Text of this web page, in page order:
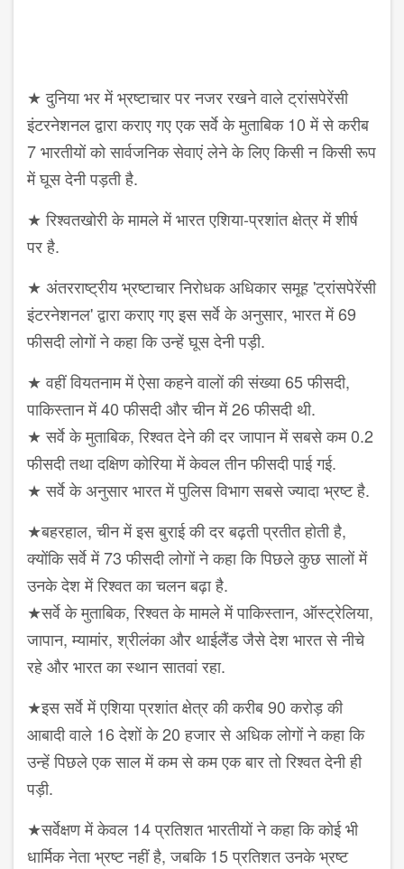
★ दुनिया भर में भ्रष्टाचार पर नजर रखने वाले ट्रांसपेरेंसी
इंटरनेशनल द्वारा कराए गए एक सर्वे के मुताबिक 10 में से करीब
7 भारतीयों को सार्वजनिक सेवाएं लेने के लिए किसी न किसी रूप
में घूस देनी पड़ती है.
★ रिश्वतखोरी के मामले में भारत एशिया-प्रशांत क्षेत्र में शीर्ष
पर है.
★ अंतरराष्ट्रीय भ्रष्टाचार निरोधक अधिकार समूह 'ट्रांसपेरेंसी
इंटरनेशनल' द्वारा कराए गए इस सर्वे के अनुसार, भारत में 69
फीसदी लोगों ने कहा कि उन्हें घूस देनी पड़ी.
★ वहीं वियतनाम में ऐसा कहने वालों की संख्या 65 फीसदी,
पाकिस्तान में 40 फीसदी और चीन में 26 फीसदी थी.
★ सर्वे के मुताबिक, रिश्वत देने की दर जापान में सबसे कम 0.2
फीसदी तथा दक्षिण कोरिया में केवल तीन फीसदी पाई गई.
★ सर्वे के अनुसार भारत में पुलिस विभाग सबसे ज्यादा भ्रष्ट है.
★बहरहाल, चीन में इस बुराई की दर बढ़ती प्रतीत होती है,
क्योंकि सर्वे में 73 फीसदी लोगों ने कहा कि पिछले कुछ सालों में
उनके देश में रिश्वत का चलन बढ़ा है.
★सर्वे के मुताबिक, रिश्वत के मामले में पाकिस्तान, ऑस्ट्रेलिया,
जापान, म्यामांर, श्रीलंका और थाईलैंड जैसे देश भारत से नीचे
रहे और भारत का स्थान सातवां रहा.
★इस सर्वे में एशिया प्रशांत क्षेत्र की करीब 90 करोड़ की
आबादी वाले 16 देशों के 20 हजार से अधिक लोगों ने कहा कि
उन्हें पिछले एक साल में कम से कम एक बार तो रिश्वत देनी ही
पड़ी.
★सर्वेक्षण में केवल 14 प्रतिशत भारतीयों ने कहा कि कोई भी
धार्मिक नेता भ्रष्ट नहीं है, जबकि 15 प्रतिशत उनके भ्रष्ट